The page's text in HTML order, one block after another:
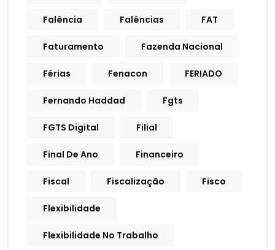
Falência Falências FAT
Faturamento Fazenda Nacional
Férias Fenacon FERIADO
Fernando Haddad Fgts
FGTS Digital Filial
Final De Ano Financeiro
Fiscal Fiscalização Fisco
Flexibilidade
Flexibilidade No Trabalho